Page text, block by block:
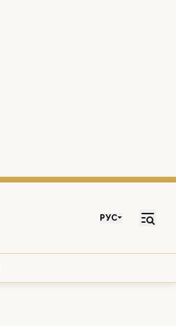
РУС